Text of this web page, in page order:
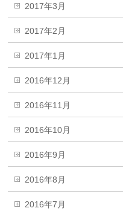
2017年3月
2017年2月
2017年1月
2016年12月
2016年11月
2016年10月
2016年9月
2016年8月
2016年7月